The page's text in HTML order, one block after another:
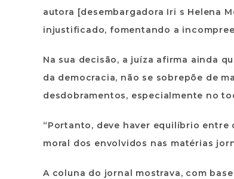
autora [desembargadora Iri s Helena
injustificado, fomentando a
Na sua decisão, a juíza afirma ainda
da democracia, não se sobrepõe de
desdobramentos, especialmente no
“Portanto, deve haver equilíbrio
moral dos envolvidos nas matérias
A coluna do jornal mostrava, com